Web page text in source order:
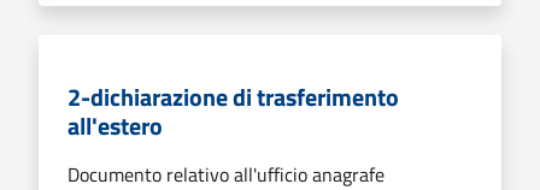
2-dichiarazione di trasferimento
all'estero
Documento relativo all'ufficio anagrafe